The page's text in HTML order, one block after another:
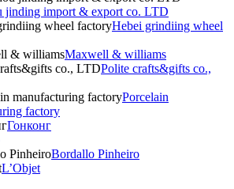
jinding import & export co. LTD
Hebei grindiing wheel
Maxwell & williams
Polite crafts&gifts co.,
Porcelain
factory
Гонконг
Bordallo Pinheiro
L’Objet